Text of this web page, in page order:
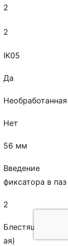
2
2
IK05
Да
Необработанная
Нет
56 мм
Введение
фиксатора в паз
2
Блестящий (-
ая)